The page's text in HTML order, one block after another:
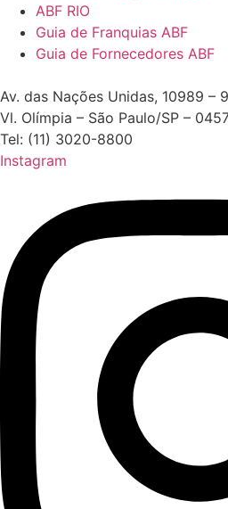
ABF RIO
Guia de Franquias ABF
Guia de Fornecedores ABF
Av. das Nações Unidas, 10989 –
Vl. Olímpia – São Paulo/SP –
Tel: (11) 3020-8800
Instagram